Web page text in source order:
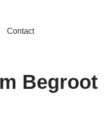
Contact
Begroot